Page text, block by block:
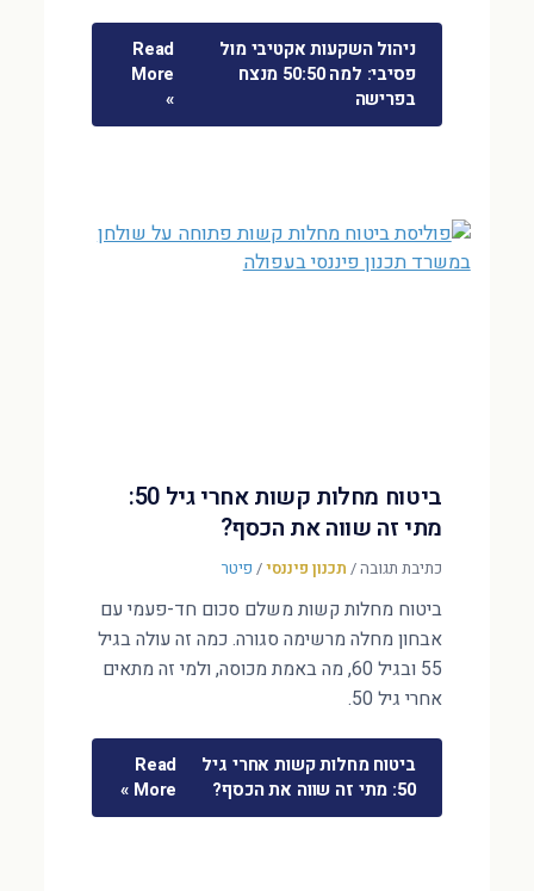
ניהול השקעות אקטיבי מול
פסיבי: למה 50:50 מנצח
בפרישה
Read
More
»
ביטוח מחלות קשות אחרי גיל 50:
מתי זה שווה את הכסף?
כתיבת תגובה/ תכנון פיננסי/ פיטר
ביטוח מחלות קשות משלם סכום חד-פעמי עם
אבחון מחלה מרשימה סגורה. כמה זה עולה בגיל
55 ובגיל 60, מה באמת מכוסה, ולמי זה מתאים
אחרי גיל 50.
ביטוח מחלות קשות אחרי גיל
50: מתי זה שווה את הכסף?
Read
More »